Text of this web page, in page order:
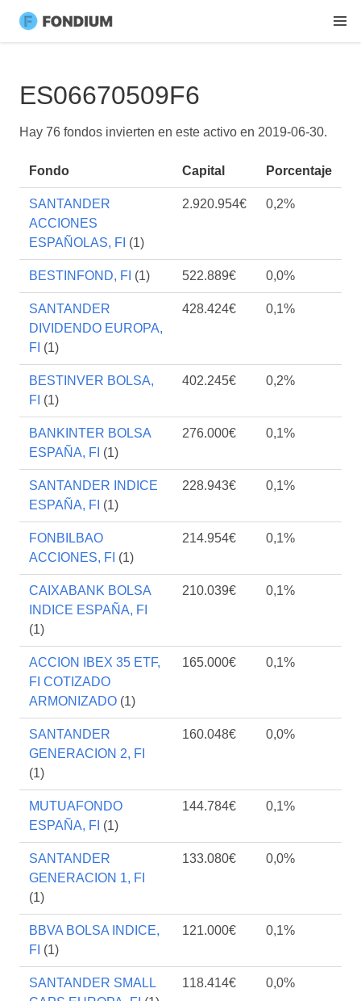
ES06670509F6
Hay 76 fondos invierten en este activo en 2019-06-30.
Fondo Capital Porcentaje
SANTANDER
ACCIONES
ESPAÑOLAS, FI (1)
2.920.954€ 0,2%
BESTINFOND, FI (1) 522.889€ 0,0%
SANTANDER
DIVIDENDO EUROPA,
FI (1)
428.424€ 0,1%
BESTINVER BOLSA,
FI (1)
402.245€ 0,2%
BANKINTER BOLSA
ESPAÑA, FI (1)
276.000€ 0,1%
SANTANDER INDICE
ESPAÑA, FI (1)
228.943€ 0,1%
FONBILBAO
ACCIONES, FI (1)
214.954€ 0,1%
CAIXABANK BOLSA
INDICE ESPAÑA, FI
(1)
210.039€ 0,1%
ACCION IBEX 35 ETF,
FI COTIZADO
ARMONIZADO (1)
165.000€ 0,1%
SANTANDER
GENERACION 2, FI
(1)
160.048€ 0,0%
MUTUAFONDO
ESPAÑA, FI (1)
144.784€ 0,1%
SANTANDER
GENERACION 1, FI
(1)
133.080€ 0,0%
BBVA BOLSA INDICE,
FI (1)
121.000€ 0,1%
SANTANDER SMALL
118.414€ 0,0%